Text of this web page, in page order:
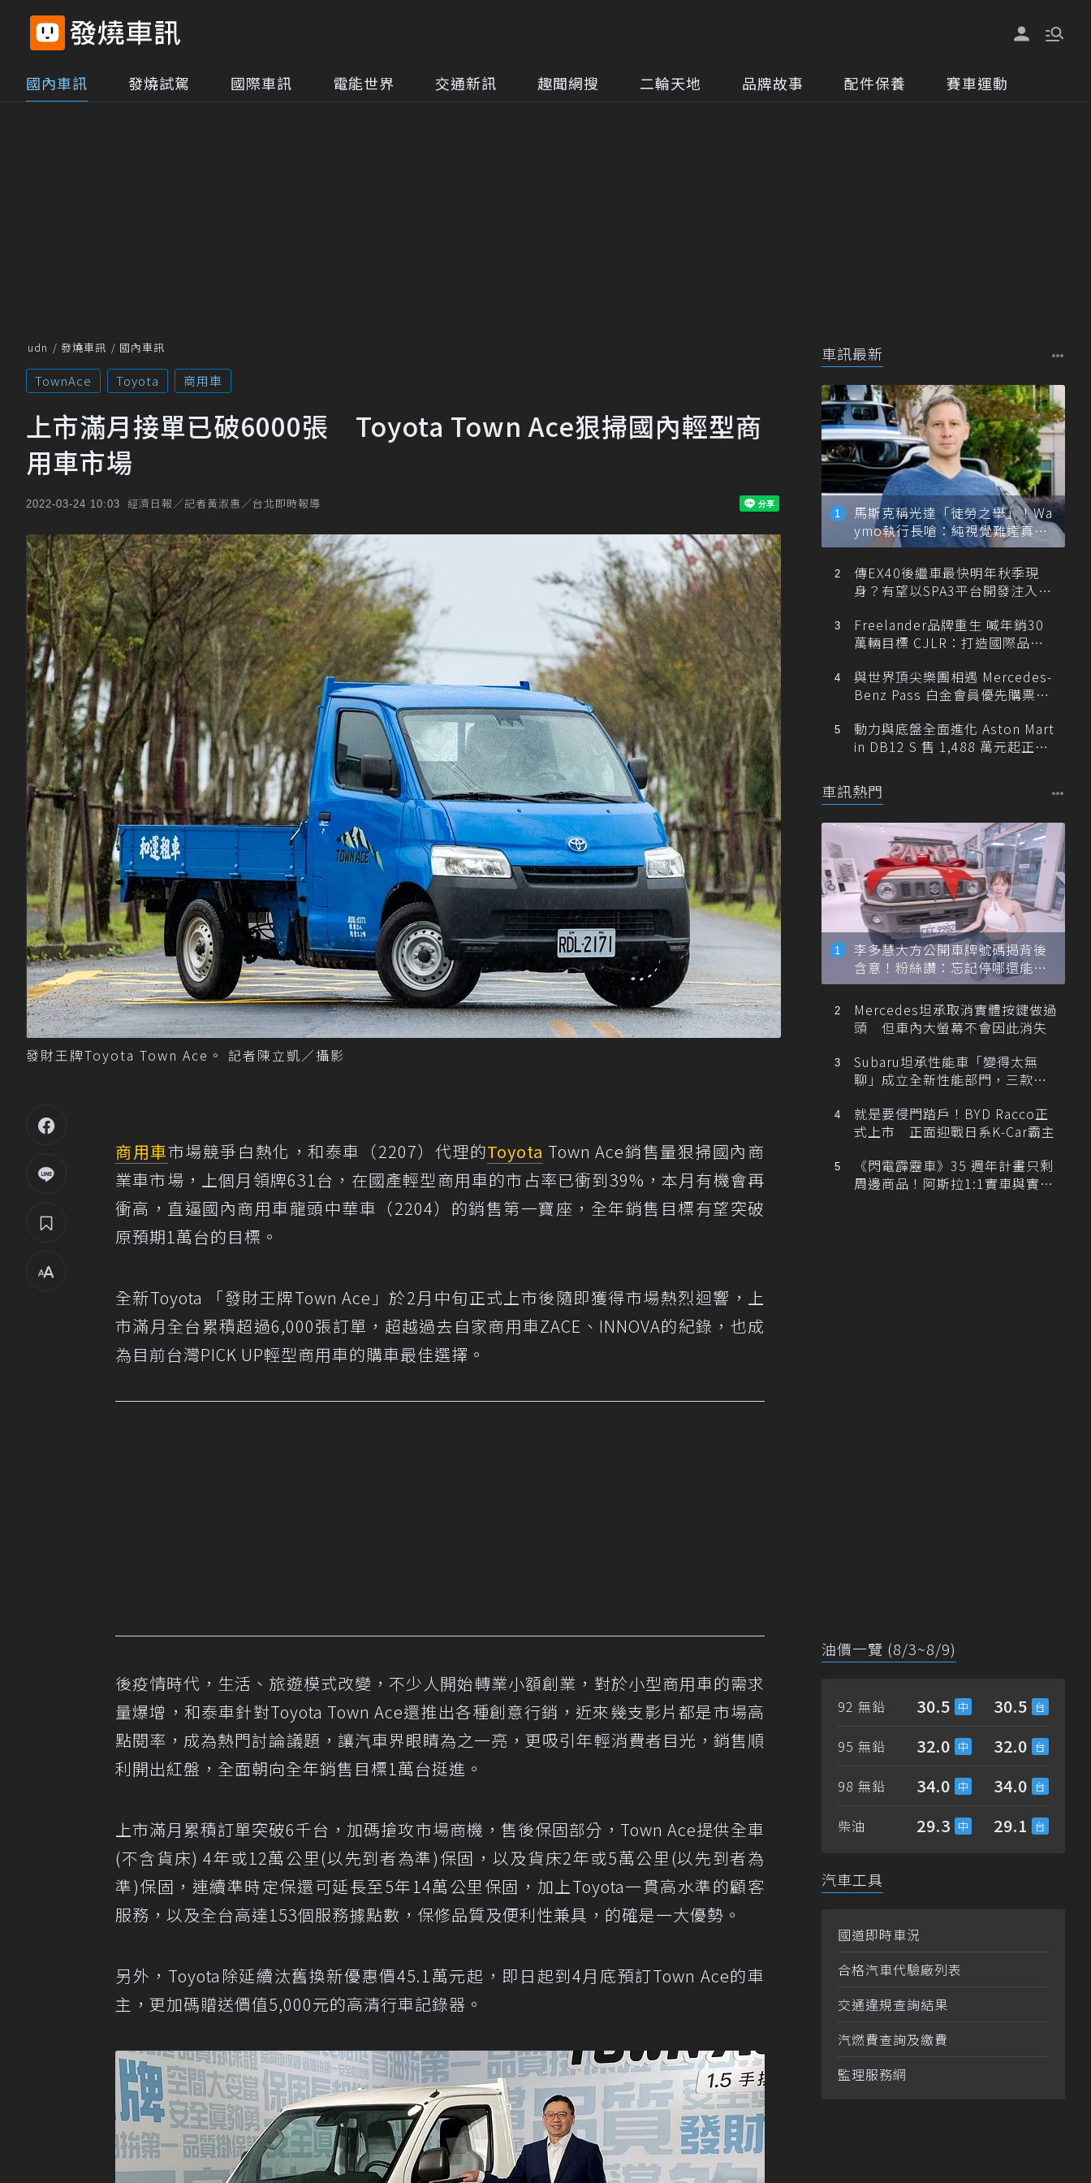
國內車訊 發燒試駕 國際車訊 電能世界 交通新訊 趣聞網搜 二輪天地 品牌故事 配件保養 賽車運動
udn 發燒車訊 國內車訊
TownAce Toyota 商用車
上市滿月接單已破6000張 Toyota Town Ace狠掃國內輕型商
用車市場
2022-03-24 10:03 經濟日報／記者黃淑惠／台北即時報導
發財王牌Toyota Town Ace。 記者陳立凱／攝影
商用車市場競爭白熱化，和泰車（2207）代理的Toyota Town Ace銷售量狠掃國內商
業車市場，上個月領牌631台，在國產輕型商用車的市占率已衝到39%，本月有機會再
衝高，直逼國內商用車龍頭中華車（2204）的銷售第一寶座，全年銷售目標有望突破
原預期1萬台的目標。
全新Toyota 「發財王牌Town Ace」於2月中旬正式上市後隨即獲得市場熱烈迴響，上
市滿月全台累積超過6,000張訂單，超越過去自家商用車ZACE、INNOVA的紀錄，也成
為目前台灣PICK UP輕型商用車的購車最佳選擇。
後疫情時代，生活、旅遊模式改變，不少人開始轉業小額創業，對於小型商用車的需求
量爆增，和泰車針對Toyota Town Ace還推出各種創意行銷，近來幾支影片都是市場高
點閱率，成為熱門討論議題，讓汽車界眼睛為之一亮，更吸引年輕消費者目光，銷售順
利開出紅盤，全面朝向全年銷售目標1萬台挺進。
上市滿月累積訂單突破6千台，加碼搶攻市場商機，售後保固部分，Town Ace提供全車
(不含貨床) 4年或12萬公里(以先到者為準)保固，以及貨床2年或5萬公里(以先到者為
準)保固，連續準時定保還可延長至5年14萬公里保固，加上Toyota一貫高水準的顧客
服務，以及全台高達153個服務據點數，保修品質及便利性兼具，的確是一大優勢。
另外，Toyota除延續汰舊換新優惠價45.1萬元起，即日起到4月底預訂Town Ace的車
主，更加碼贈送價值5,000元的高清行車記錄器。
車訊最新
馬斯克稱光達「徒勞之舉」！Wa
ymo執行長嗆：純視覺難達真正
自動駕駛
傳EX40後繼車最快明年秋季現
身？有望以SPA3平台開發注入80
Freelander品牌重生 喊年銷30
萬輛目標 CJLR：打造國際品牌
與世界頂尖樂團相遇 Mercedes-
Benz Pass 白金會員優先購票維
動力與底盤全面進化 Aston Mart
in DB12 S 售 1,488 萬元起正式
車訊熱門
李多慧大方公開車牌號碼揭背後
含意！粉絲讚：忘記停哪還能幫
忙找車
Mercedes坦承取消實體按鍵做過
頭 但車內大螢幕不會因此消失
Subaru坦承性能車「變得太無
聊」成立全新性能部門，三款手
就是要侵門踏戶！BYD Racco正
式上市 正面迎戰日系K-Car霸主
《閃電霹靂車》35 週年計畫只剩
周邊商品！阿斯拉1:1實車與實體
油價一覽 (8/3~8/9)
92 無鉛 30.5 30.5
95 無鉛 32.0 32.0
98 無鉛 34.0 34.0
柴油 29.3 29.1
汽車工具
國道即時車況
合格汽車代驗廠列表
交通違規查詢結果
汽燃費查詢及繳費
監理服務網